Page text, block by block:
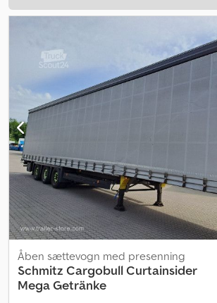
Åben sættevogn med presenning
Schmitz CargobullCurtainsider
Mega Getränke